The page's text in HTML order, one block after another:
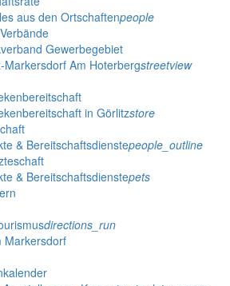
aus den Ortschaftenpeople
Gewerbegebiet
Markersdorf Am Hoterbergstreetview
in Görlitzstore
& Bereitschaftsdienstepeople_outline
& Bereitschaftsdienstepets
directions_run
Markersdorf